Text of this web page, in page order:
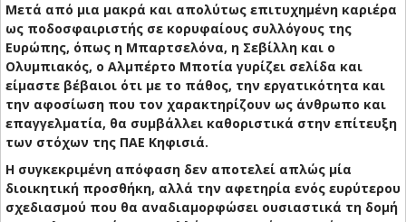
Μετά από μια μακρά και απολύτως επιτυχημένη καριέρα
ως ποδοσφαιριστής σε κορυφαίους συλλόγους της
Ευρώπης, όπως η Μπαρτσελόνα, η Σεβίλλη και ο
Ολυμπιακός, ο Αλμπέρτο Μποτία γυρίζει σελίδα και
είμαστε βέβαιοι ότι με το πάθος, την εργατικότητα και
την αφοσίωση που τον χαρακτηρίζουν ως άνθρωπο και
επαγγελματία, θα συμβάλλει καθοριστικά στην επίτευξη
των στόχων της ΠΑΕ Κηφισιά.
Η συγκεκριμένη απόφαση δεν αποτελεί απλώς μία
διοικητική προσθήκη, αλλά την αφετηρία ενός ευρύτερου
σχεδιασμού που θα αναδιαμορφώσει ουσιαστικά τη δομή